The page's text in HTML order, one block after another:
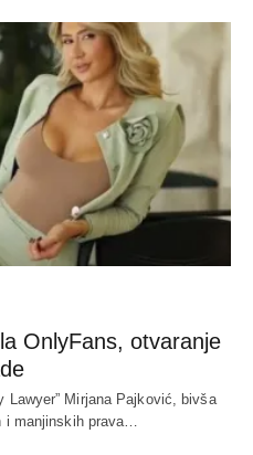
OnlyFans, otvaranje
Lawyer” Mirjana Pajković, bivša
i manjinskih prava…